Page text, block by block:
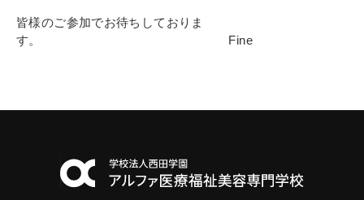
皆様のご参加でお待ちしておりま
す。
Fine